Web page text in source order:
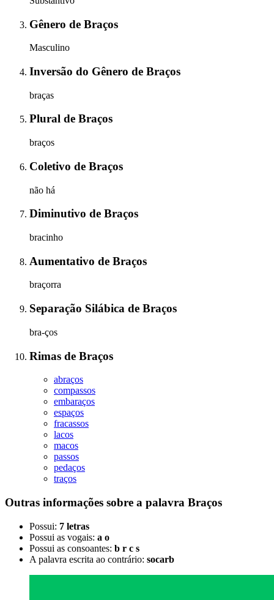
Gênero de Braços
Masculino
Inversão do Gênero de Braços
braças
Plural de Braços
braços
Coletivo de Braços
não há
Diminutivo de Braços
bracinho
Aumentativo de Braços
braçorra
Separação Silábica de Braços
bra-ços
Rimas de Braços
abraços
compassos
embaraços
espaços
fracassos
lacos
macos
passos
pedaços
traços
Outras informações sobre a palavra Braços
Possui: 7 letras
Possui as vogais: a o
Possui as consoantes: b r c s
A palavra escrita ao contrário: socarb